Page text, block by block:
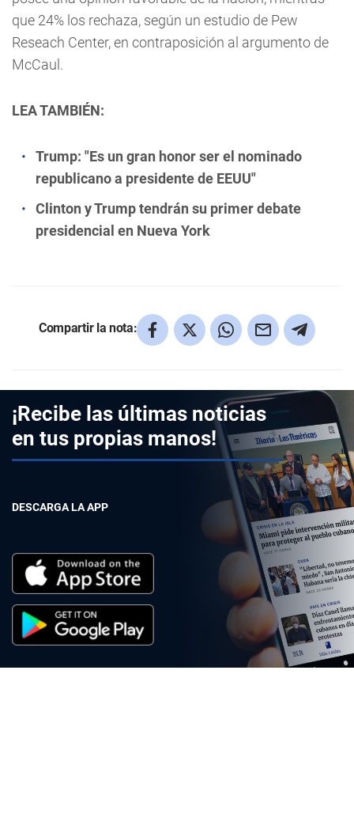
que 24% los rechaza, según un estudio de Pew
Reseach Center, en contraposición al argumento de
McCaul.
LEA TAMBIÉN:
Trump: "Es un gran honor ser el nominado
republicano a presidente de EEUU"
Clinton y Trump tendrán su primer debate
presidencial en Nueva York
Compartir la nota:
¡Recibe las últimas noticias
en tus propias manos!
DESCARGA LA APP